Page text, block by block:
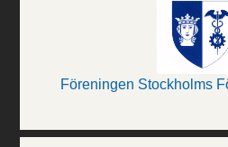
Föreningen Stockholms